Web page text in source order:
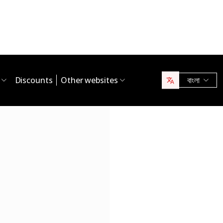
Discounts Other websites বাংলা